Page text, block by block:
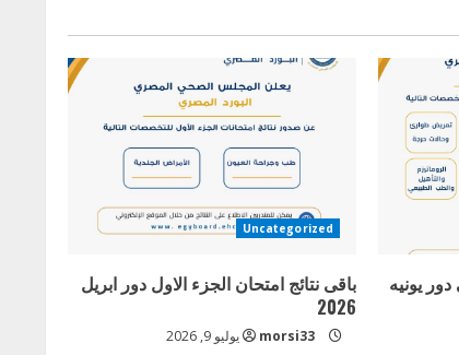
يونيه
Uncategorized
باقى نتائج امتحان الجزء الاول دور ابريل
2026
morsi33 يوليو 9, 2026